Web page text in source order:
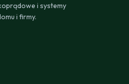
i systemy
i firmy.